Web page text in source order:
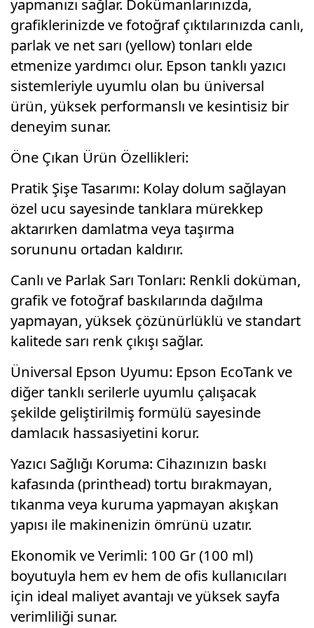
grafiklerinizde ve fotoğraf çıktılarınızda canlı,
parlak ve net sarı (yellow) tonları elde
etmenize yardımcı olur. Epson tanklı yazıcı
sistemleriyle uyumlu olan bu üniversal
ürün, yüksek performanslı ve kesintisiz bir
deneyim sunar.
Öne Çıkan Ürün Özellikleri:
Pratik Şişe Tasarımı: Kolay dolum sağlayan
özel ucu sayesinde tanklara mürekkep
aktarırken damlatma veya taşırma
sorununu ortadan kaldırır.
Canlı ve Parlak Sarı Tonları: Renkli doküman,
grafik ve fotoğraf baskılarında dağılma
yapmayan, yüksek çözünürlüklü ve standart
kalitede sarı renk çıkışı sağlar.
Üniversal Epson Uyumu: Epson EcoTank ve
diğer tanklı serilerle uyumlu çalışacak
şekilde geliştirilmiş formülü sayesinde
damlacık hassasiyetini korur.
Yazıcı Sağlığı Koruma: Cihazınızın baskı
kafasında (printhead) tortu bırakmayan,
tıkanma veya kuruma yapmayan akışkan
yapısı ile makinenizin ömrünü uzatır.
Ekonomik ve Verimli: 100 Gr (100 ml)
boyutuyla hem ev hem de ofis kullanıcıları
için ideal maliyet avantajı ve yüksek sayfa
verimliliği sunar.